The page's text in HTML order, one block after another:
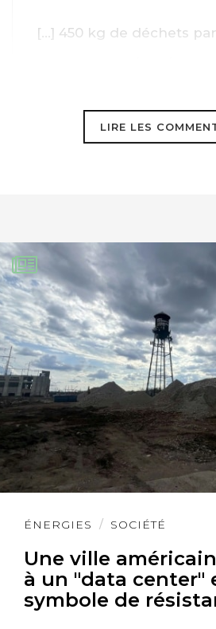
[…] 450 kg de déchets
LIRE LES
ÉNERGIES SOCIÉTÉ
Une ville
à un "data center"
symbole de
Lire